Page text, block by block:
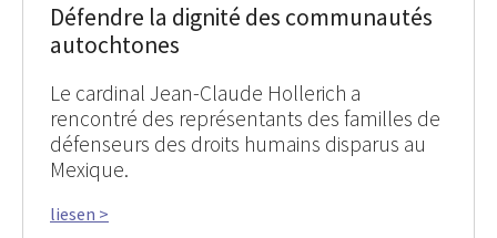
Défendre la dignité des communautés
autochtones
Le cardinal Jean-Claude Hollerich a
rencontré des représentants des familles de
défenseurs des droits humains disparus au
Mexique.
liesen >